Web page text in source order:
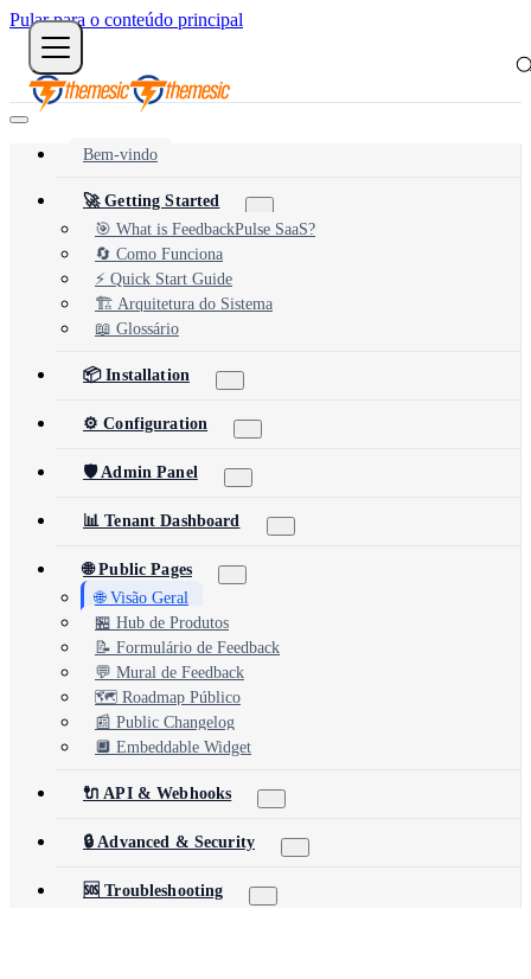
Pular para o conteúdo principal
Bem-vindo
🚀 Getting Started
🎯 What is FeedbackPulse SaaS?
🔄 Como Funciona
⚡ Quick Start Guide
🏗️ Arquitetura do Sistema
📖 Glossário
📦 Installation
⚙️ Configuration
🛡️ Admin Panel
📊 Tenant Dashboard
🌐 Public Pages
🌐 Visão Geral
🏪 Hub de Produtos
📝 Formulário de Feedback
💬 Mural de Feedback
🗺️ Roadmap Público
📰 Public Changelog
🔲 Embeddable Widget
🔌 API & Webhooks
🔒 Advanced & Security
🆘 Troubleshooting